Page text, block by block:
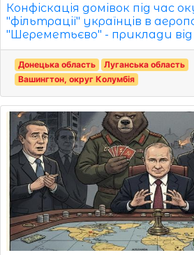
Конфіскація домівок під час
"фільтрації" українців в
"Шереметьєво" - приклади від
Донецька область
Луганська область
Вашингтон, округ Колумбія